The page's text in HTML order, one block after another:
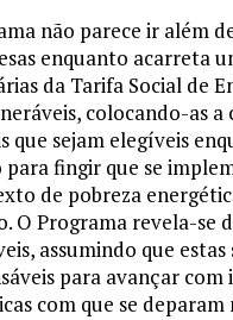
não parece ir além
enquanto acarreta
da Tarifa Social de
colocando-as a
que sejam elegíveis
para fingir que se
de pobreza
O Programa revela-se
assumindo que
para avançar
com que se